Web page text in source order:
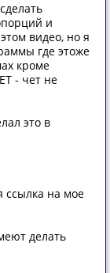
и
видео, но я
где этоже
кроме
- чет не
это в
ссылка на мое
делать